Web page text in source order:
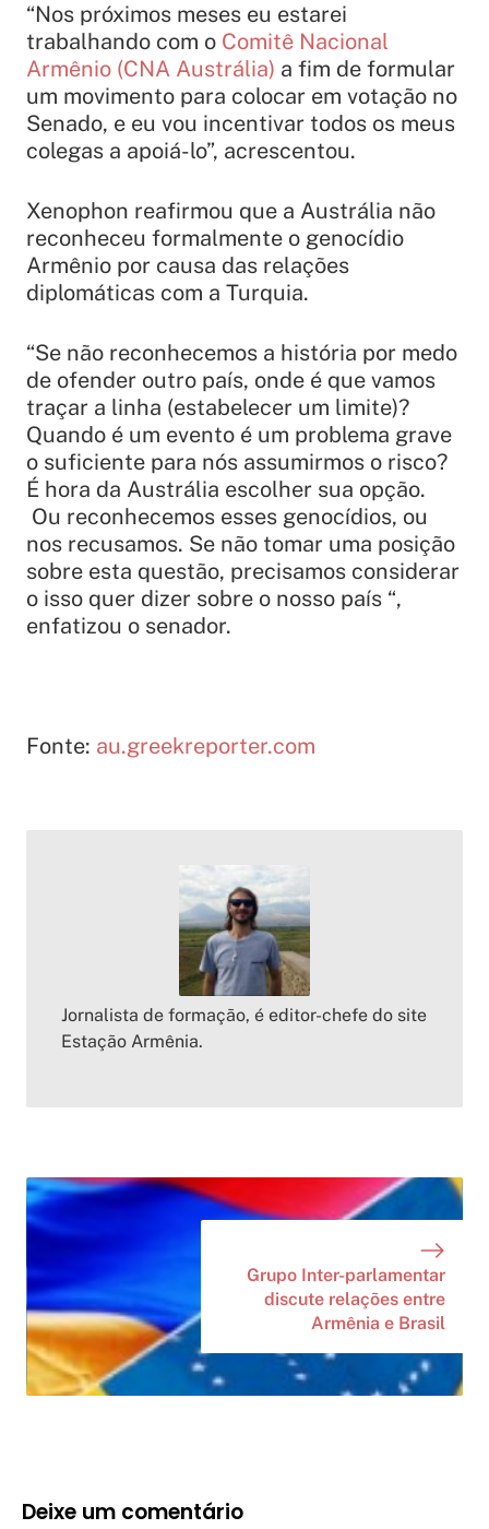
“Nos próximos meses eu estarei
trabalhando com o Comitê Nacional
Armênio (CNA Austrália) a fim de formular
um movimento para colocar em votação no
Senado, e eu vou incentivar todos os meus
colegas a apoiá-lo”, acrescentou.
Xenophon reafirmou que a Austrália não
reconheceu formalmente o genocídio
Armênio por causa das relações
diplomáticas com a Turquia.
“Se não reconhecemos a história por medo
de ofender outro país, onde é que vamos
traçar a linha (estabelecer um limite)?
Quando é um evento é um problema grave
o suficiente para nós assumirmos o risco?
É hora da Austrália escolher sua opção.
Ou reconhecemos esses genocídios, ou
nos recusamos. Se não tomar uma posição
sobre esta questão, precisamos considerar
o isso quer dizer sobre o nosso país “,
enfatizou o senador.
Fonte: au.greekreporter.com
Jornalista de formação, é editor-chefe do site
Estação Armênia.
Grupo Inter-parlamentar
discute relações entre
Armênia e Brasil
Deixe um comentário